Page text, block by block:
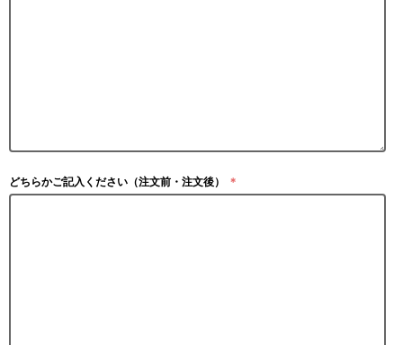
どちらかご記入ください（注文前・注文後） ＊